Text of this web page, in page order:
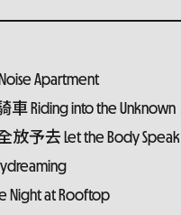
Apartment
Riding into the Unknown
放予去 Let the Body Speak
Night at Rooftop